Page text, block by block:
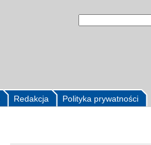
Polityka prywatności
Redakcja